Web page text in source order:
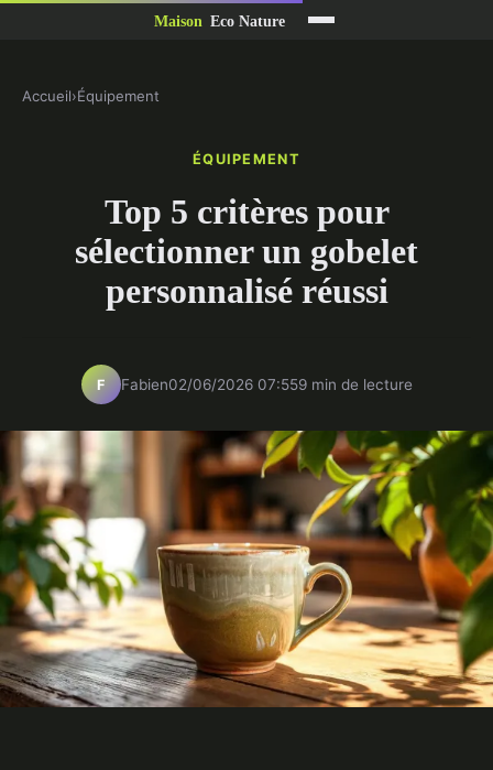
Accueil›Équipement
ÉQUIPEMENT
Top 5 critères pour
sélectionner un gobelet
personnalisé réussi
F Fabien02/06/2026 07:559 min de lecture